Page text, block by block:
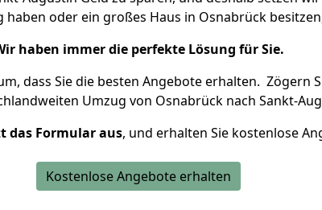
haben oder ein großes Haus in Osnabrück
haben immer die perfekte Lösung für Sie.
dass Sie die besten Angebote erhalten. Zögern
Umzug von Osnabrück nach Sankt-
das Formular aus, und erhalten Sie kostenlose
Kostenlose Angebote erhalten